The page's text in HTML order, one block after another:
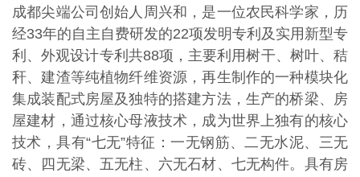
成都尖端公司创始人周兴和，是一位农民科学家，历
经33年的自主自费研发的22项发明专利及实用新型专
利、外观设计专利共88项，主要利用树干、树叶、秸
秆、建渣等纯植物纤维资源，再生制作的一种模块化
集成装配式房屋及独特的搭建方法，生产的桥梁、房
屋建材，通过核心母液技术，成为世界上独有的核心
技术，具有“七无”特征：一无钢筋、二无水泥、三无
砖、四无梁、五无柱、六无石材、七无构件。具有房